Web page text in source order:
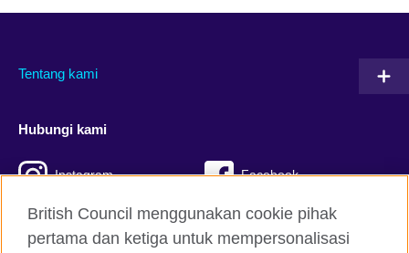
Tentang kami
Hubungi kami
Instagram Facebook
Twitter TikTok
British Council menggunakan cookie pihak
pertama dan ketiga untuk mempersonalisasi